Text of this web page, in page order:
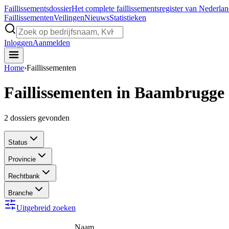
FaillissementsdossierHet complete faillissementsregister van
FaillissementenVeilingenNieuwsStatistieken
InloggenAanmelden
Home›Faillissementen
Faillissementen in Baambrugge
2 dossiers gevonden
Status
Provincie
Rechtbank
Branche
Uitgebreid zoeken
Naam